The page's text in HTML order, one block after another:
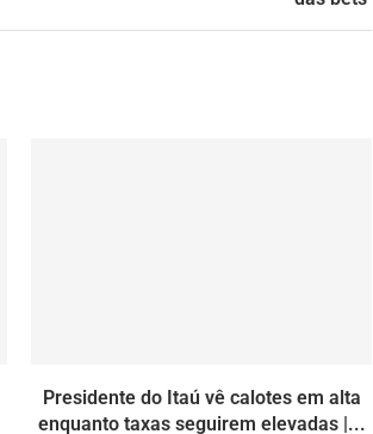
Presidente do Itaú vê calotes em alta
enquanto taxas seguirem elevadas |...